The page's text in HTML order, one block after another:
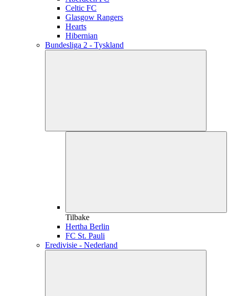
Celtic FC
Glasgow Rangers
Hearts
Hibernian
Bundesliga 2 - Tyskland
Tilbake
Hertha Berlin
FC St. Pauli
Eredivisie - Nederland